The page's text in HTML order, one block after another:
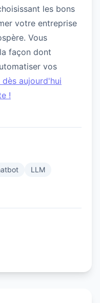
les bons
votre entreprise
Vous
façon dont
vos
aujourd'hui
!
LLM